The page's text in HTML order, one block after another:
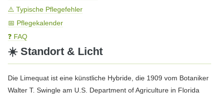
⚠️ Typische Pflegefehler
📅 Pflegekalender
❓ FAQ
☀️ Standort & Licht
Die Limequat ist eine künstliche Hybride, die 1909 vom Botaniker
Walter T. Swingle am U.S. Department of Agriculture in Florida